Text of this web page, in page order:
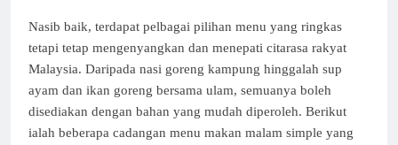
Nasib baik, terdapat pelbagai pilihan menu yang ringkas
tetapi tetap mengenyangkan dan menepati citarasa rakyat
Malaysia. Daripada nasi goreng kampung hinggalah sup
ayam dan ikan goreng bersama ulam, semuanya boleh
disediakan dengan bahan yang mudah diperoleh. Berikut
ialah beberapa cadangan menu makan malam simple yang